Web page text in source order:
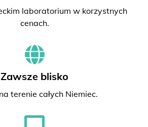
laboratorium w korzystnych
cenach.
Zawsze blisko
terenie całych Niemiec.